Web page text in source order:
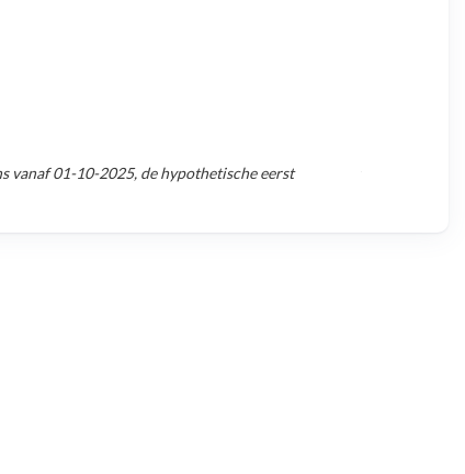
vanaf01-10-2025, de hypothetische eerst